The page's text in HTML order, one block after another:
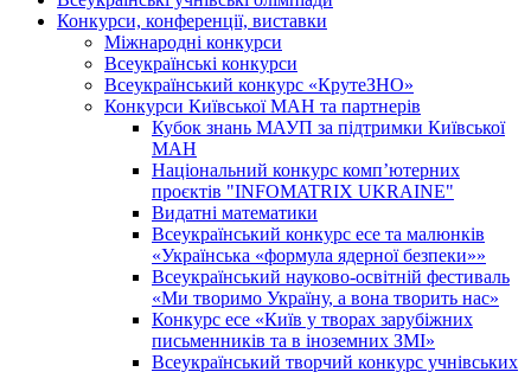
Конкурси, конференції, виставки
Міжнародні конкурси
Всеукраїнські конкурси
Всеукраїнський конкурс «КрутеЗНО»
Конкурси Київської МАН та партнерів
Кубок знань МАУП за підтримки Київської
МАН
Національний конкурс комп’ютерних
проєктів "INFOMATRIX UKRAINE"
Видатні математики
Всеукраїнський конкурс есе та малюнків
«Українська «формула ядерної безпеки»»
Всеукраїнський науково-освітній фестиваль
«Ми творимо Україну, а вона творить нас»
Конкурс есе «Київ у творах зарубіжних
письменників та в іноземних ЗМІ»
Всеукраїнський творчий конкурс учнівських